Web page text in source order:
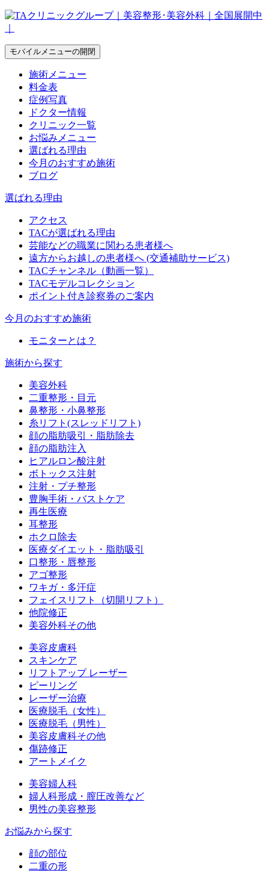
モバイルメニューの開閉
施術メニュー
料金表
症例写真
ドクター情報
クリニック一覧
お悩みメニュー
選ばれる理由
今月のおすすめ施術
ブログ
選ばれる理由
アクセス
TACが選ばれる理由
芸能などの職業に関わる患者様へ
遠方からお越しの患者様へ (交通補助サービス)
TACチャンネル（動画一覧）
TACモデルコレクション
ポイント付き診察券のご案内
今月のおすすめ施術
モニターとは？
施術から探す
美容外科
二重整形・目元
鼻整形・小鼻整形
糸リフト(スレッドリフト)
顔の脂肪吸引・脂肪除去
顔の脂肪注入
ヒアルロン酸注射
ボトックス注射
注射・プチ整形
豊胸手術・バストケア
再生医療
耳整形
ホクロ除去
医療ダイエット・脂肪吸引
口整形・唇整形
アゴ整形
ワキガ・多汗症
フェイスリフト（切開リフト）
他院修正
美容外科その他
美容皮膚科
スキンケア
リフトアップ レーザー
ピーリング
レーザー治療
医療脱毛（女性）
医療脱毛（男性）
美容皮膚科その他
傷跡修正
アートメイク
美容婦人科
婦人科形成・膣圧改善など
男性の美容整形
お悩みから探す
顔の部位
二重の形